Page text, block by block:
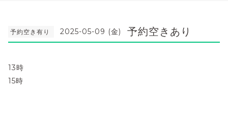
予約空き有り 2025-05-09 (金) 予約空きあり
13時
15時